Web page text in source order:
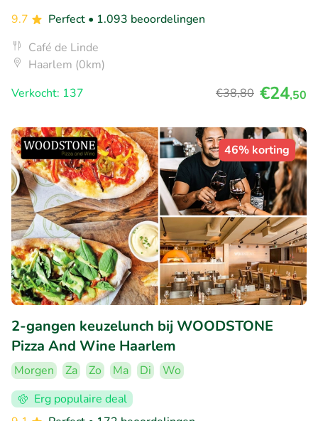
9.7
Perfect • 1.093 beoordelingen
Café de Linde
Haarlem (0km)
Verkocht: 137
€38,80 €24,50
46% korting
2-gangen keuzelunch bij WOODSTONE
Pizza And Wine Haarlem
Morgen Za Zo Ma Di
Wo
Erg populaire deal